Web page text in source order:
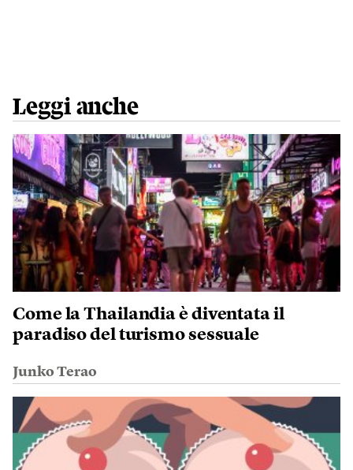
Leggi anche
Come la Thailandia è diventata il
paradiso del turismo sessuale
Junko Terao